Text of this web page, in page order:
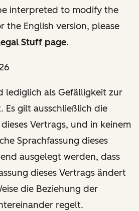
interpreted to modify the
the English version, please
Stuff page.
lediglich als Gefälligkeit zur
Es gilt ausschließlich die
Vertrags, und in keinem
Sprachfassung dieses
ausgelegt werden, dass
dieses Vertrags ändert
die Beziehung der
regelt.